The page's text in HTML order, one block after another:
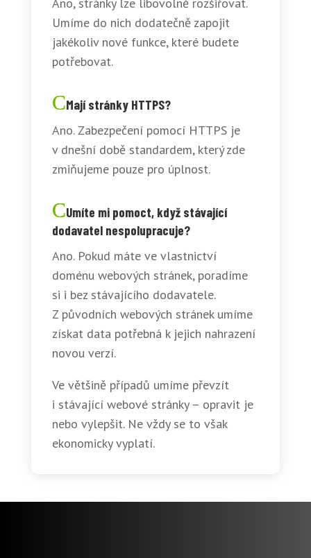
Umíme do nich dodatečně zapojit
jakékoliv nové funkce, které budete
potřebovat.
Mají stránky HTTPS?
Ano. Zabezpečení pomocí HTTPS je
v dnešní době standardem, který zde
zmiňujeme pouze pro úplnost.
Umíte mi pomoct, když stávající
dodavatel nespolupracuje?
Ano. Pokud máte ve vlastnictví
doménu webových stránek, poradíme
si i bez stávajícího dodavatele.
Z původních webových stránek umíme
získat data potřebná k jejich nahrazení
novou verzí.
Ve většině případů umíme převzít
i stávající webové stránky – opravit je
nebo vylepšit. Ne vždy se to však
ekonomicky vyplatí.